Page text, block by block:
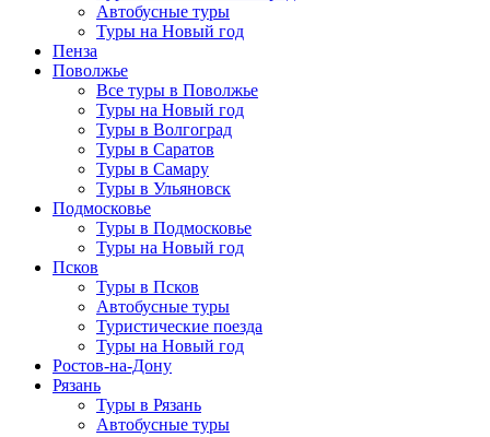
Автобусные туры
Туры на Новый год
Пенза
Поволжье
Все туры в Поволжье
Туры на Новый год
Туры в Волгоград
Туры в Саратов
Туры в Самару
Туры в Ульяновск
Подмосковье
Туры в Подмосковье
Туры на Новый год
Псков
Туры в Псков
Автобусные туры
Туристические поезда
Туры на Новый год
Ростов-на-Дону
Рязань
Туры в Рязань
Автобусные туры